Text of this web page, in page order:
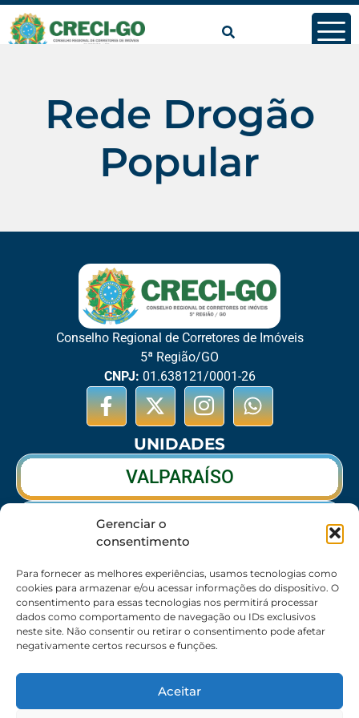
Gerenciar o
consentimento
Para fornecer as melhores experiências, usamos tecnologias como
cookies para armazenar e/ou acessar informações do dispositivo. O
consentimento para essas tecnologias nos permitirá processar
dados como comportamento de navegação ou IDs exclusivos
neste site. Não consentir ou retirar o consentimento pode afetar
negativamente certos recursos e funções.
Aceitar
conteúdo
Rede Drogão
Popular
Conselho Regional de Corretores de Imóveis
5ª Região/GO
CNPJ: 01.638121/0001-26
UNIDADES
VALPARAÍSO
RIO VERDE
CALDAS NOVAS
SEDE
62 3095-6530 / 62 3236-7350 / 62 99643-1994
8:30h às 17:30h